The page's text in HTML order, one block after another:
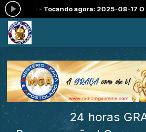
- Tocando agora: 2025-08-17 O QUE
24 horas